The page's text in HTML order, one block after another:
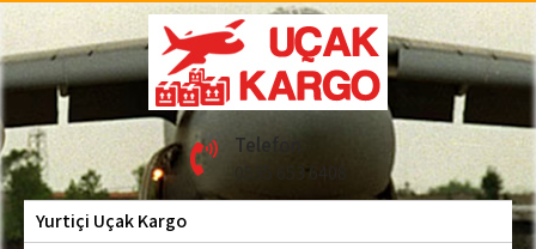
Skip
to
content
Hava Kargo | Acil Kargo
| 0535 653 6408
Uçak Kargo Telefon
0535 653 6408
Yurtiçi Uçak Kargo